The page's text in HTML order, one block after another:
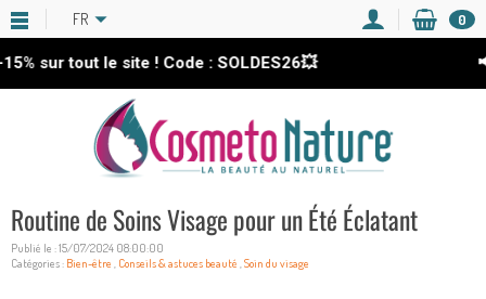
le site ! Code : SOLDES26💥 📢
FR 0
Routine de Soins Visage pour un Été Éclatant
Publié le : 15/07/2024 08:00:00
Catégories : Bien-être , Conseils & astuces beauté ,Soin du visage